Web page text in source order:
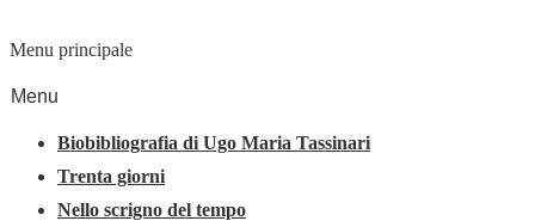
Menu principale
Menu
Biobibliografia di Ugo Maria Tassinari
Trenta giorni
Nello scrigno del tempo